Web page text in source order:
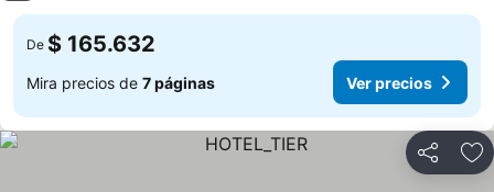
De $ 165.632
Mira precios de 7 páginas Ver precios
Compartir